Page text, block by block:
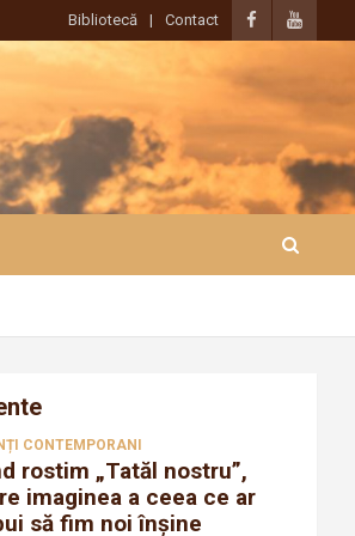
Bibliotecă Contact
CONTEMPORANI
rostim „Tatăl nostru”,
imaginea a ceea ce ar
să fim noi înșine